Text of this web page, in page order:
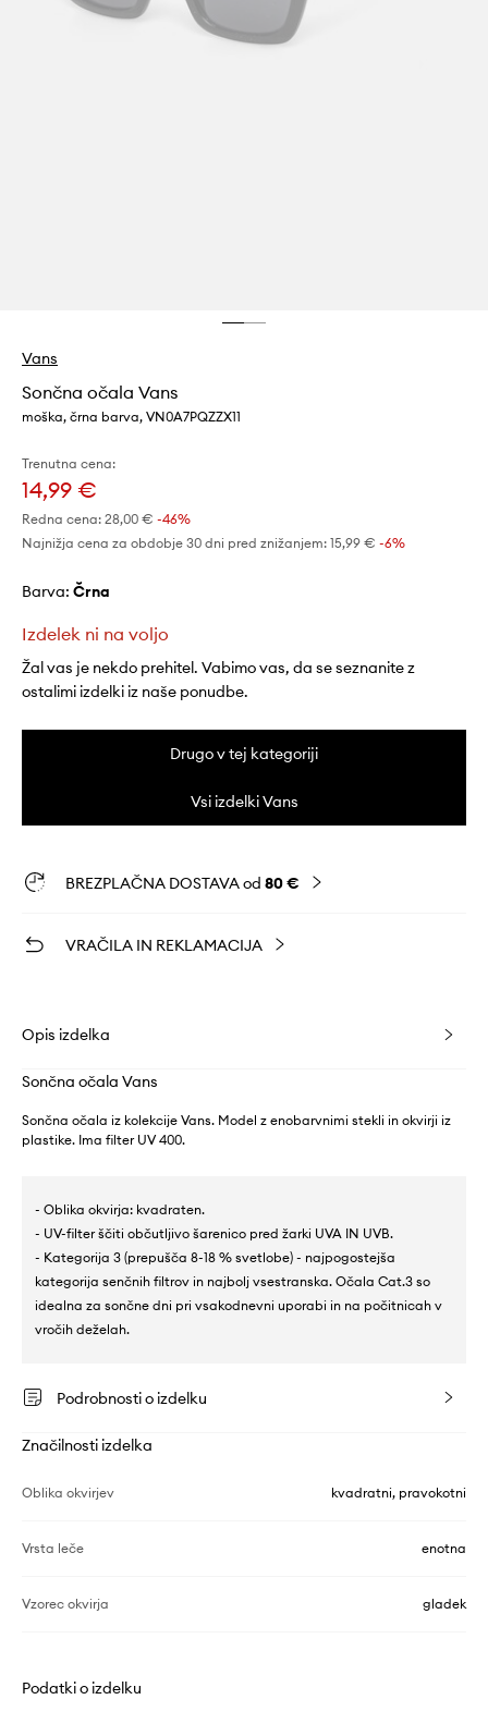
Vans
Sončna očala Vans
moška, črna barva, VN0A7PQZZX11
Trenutna cena:
14,99 €
Redna cena: 28,00 € -46%
Najnižja cena za obdobje 30 dni pred znižanjem: 15,99 € -6%
Barva: črna
Izdelek ni na voljo
Žal vas je nekdo prehitel. Vabimo vas, da se seznanite z
ostalimi izdelki iz naše ponudbe.
Drugo v tej kategoriji
Vsi izdelki Vans
BREZPLAČNA DOSTAVA od 80 €
VRAČILA IN REKLAMACIJA
Opis izdelka
Sončna očala Vans
Sončna očala iz kolekcije Vans. Model z enobarvnimi stekli in okvirji iz
plastike. Ima filter UV 400.
- Oblika okvirja: kvadraten.
- UV-filter ščiti občutljivo šarenico pred žarki UVA IN UVB.
- Kategorija 3 (prepušča 8-18 % svetlobe) - najpogostejša
kategorija senčnih filtrov in najbolj vsestranska. Očala Cat.3 so
idealna za sončne dni pri vsakodnevni uporabi in na počitnicah v
vročih deželah.
Podrobnosti o izdelku
Značilnosti izdelka
Oblika okvirjev kvadratni, pravokotni
Vrsta leče enotna
Vzorec okvirja gladek
Podatki o izdelku